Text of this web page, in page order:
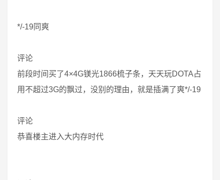
*/-19同爽
评论
前段时间买了4×4G镁光1866梳子条，天天玩DOTA占
用不超过3G的飘过，没别的理由，就是插满了爽*/-19
评论
恭喜楼主进入大内存时代